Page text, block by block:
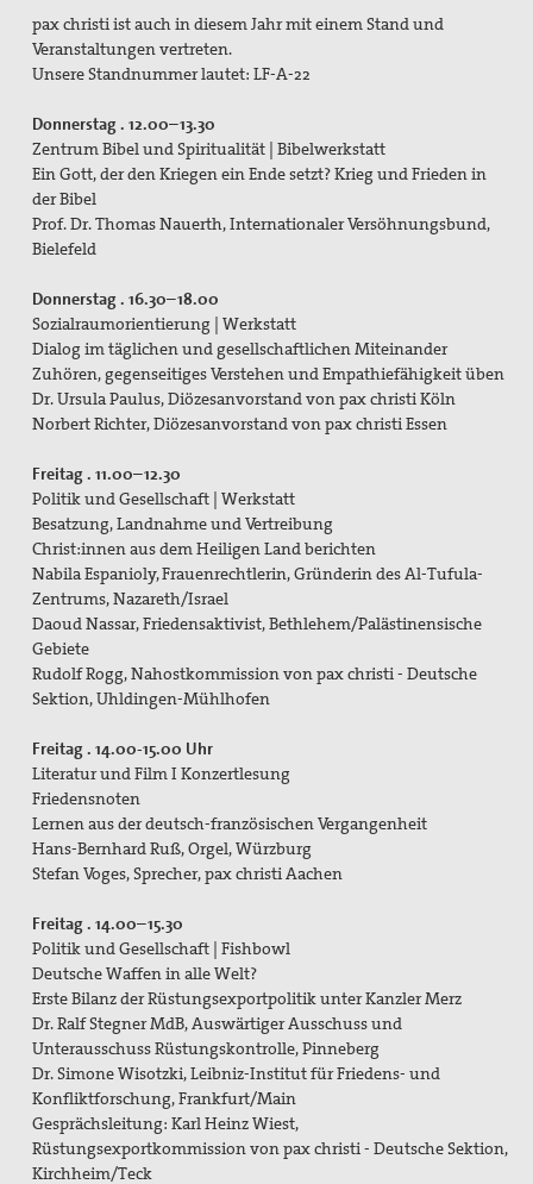
pax christi ist auch in diesem Jahr mit einem Stand und
Veranstaltungen vertreten.
Unsere Standnummer lautet: LF-A-22
Donnerstag . 12.00–13.30
Zentrum Bibel und Spiritualität | Bibelwerkstatt
Ein Gott, der den Kriegen ein Ende setzt? Krieg und Frieden in
der Bibel
Prof. Dr. Thomas Nauerth, Internationaler Versöhnungsbund,
Bielefeld
Donnerstag . 16.30–18.00
Sozialraumorientierung | Werkstatt
Dialog im täglichen und gesellschaftlichen Miteinander
Zuhören, gegenseitiges Verstehen und Empathiefähigkeit üben
Dr. Ursula Paulus, Diözesanvorstand von pax christi Köln
Norbert Richter, Diözesanvorstand von pax christi Essen
Freitag . 11.00–12.30
Politik und Gesellschaft | Werkstatt
Besatzung, Landnahme und Vertreibung
Christ:innen aus dem Heiligen Land berichten
Nabila Espanioly, Frauenrechtlerin, Gründerin des Al-Tufula-
Zentrums, Nazareth/Israel
Daoud Nassar, Friedensaktivist, Bethlehem/Palästinensische
Gebiete
Rudolf Rogg, Nahostkommission von pax christi - Deutsche
Sektion, Uhldingen-Mühlhofen
Freitag . 14.00-15.00 Uhr
Literatur und Film I Konzertlesung
Friedensnoten
Lernen aus der deutsch-französischen Vergangenheit
Hans-Bernhard Ruß, Orgel, Würzburg
Stefan Voges, Sprecher, pax christi Aachen
Freitag . 14.00–15.30
Politik und Gesellschaft | Fishbowl
Deutsche Waffen in alle Welt?
Erste Bilanz der Rüstungsexportpolitik unter Kanzler Merz
Dr. Ralf Stegner MdB, Auswärtiger Ausschuss und
Unterausschuss Rüstungskontrolle, Pinneberg
Dr. Simone Wisotzki, Leibniz-Institut für Friedens- und
Konfliktforschung, Frankfurt/Main
Gesprächsleitung: Karl Heinz Wiest,
Rüstungsexportkommission von pax christi - Deutsche Sektion,
Kirchheim/Teck